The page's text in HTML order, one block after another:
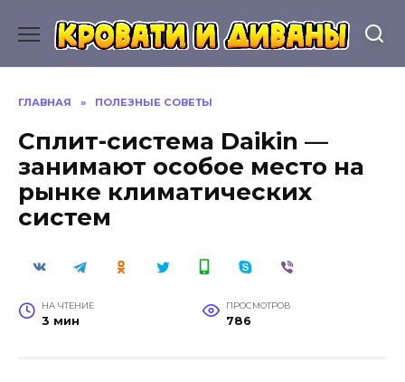
содержанию
ГЛАВНАЯ » ПОЛЕЗНЫЕ СОВЕТЫ
Сплит-система Daikin —
занимают особое место на
рынке климатических
систем
НА ЧТЕНИЕ
3 мин
ПРОСМОТРОВ
786